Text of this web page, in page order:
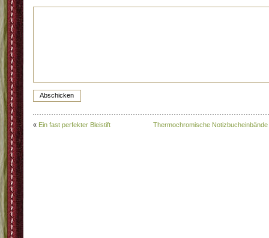
« Ein fast perfekter Bleistift Thermochromische Notizbucheinbände